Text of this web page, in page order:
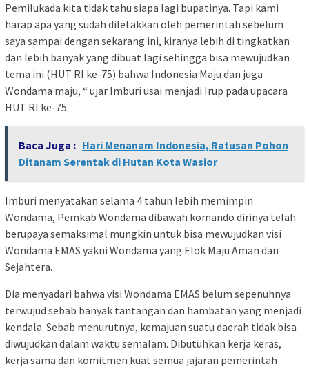
Pemilukada kita tidak tahu siapa lagi bupatinya. Tapi kami
harap apa yang sudah diletakkan oleh pemerintah sebelum
saya sampai dengan sekarang ini, kiranya lebih di tingkatkan
dan lebih banyak yang dibuat lagi sehingga bisa mewujudkan
tema ini (HUT RI ke-75) bahwa Indonesia Maju dan juga
Wondama maju, “ ujar Imburi usai menjadi Irup pada upacara
HUT RI ke-75.
Baca Juga : Hari Menanam Indonesia, Ratusan Pohon
Ditanam Serentak di Hutan Kota Wasior
Imburi menyatakan selama 4 tahun lebih memimpin
Wondama, Pemkab Wondama dibawah komando dirinya telah
berupaya semaksimal mungkin untuk bisa mewujudkan visi
Wondama EMAS yakni Wondama yang Elok Maju Aman dan
Sejahtera.
Dia menyadari bahwa visi Wondama EMAS belum sepenuhnya
terwujud sebab banyak tantangan dan hambatan yang menjadi
kendala. Sebab menurutnya, kemajuan suatu daerah tidak bisa
diwujudkan dalam waktu semalam. Dibutuhkan kerja keras,
kerja sama dan komitmen kuat semua jajaran pemerintah